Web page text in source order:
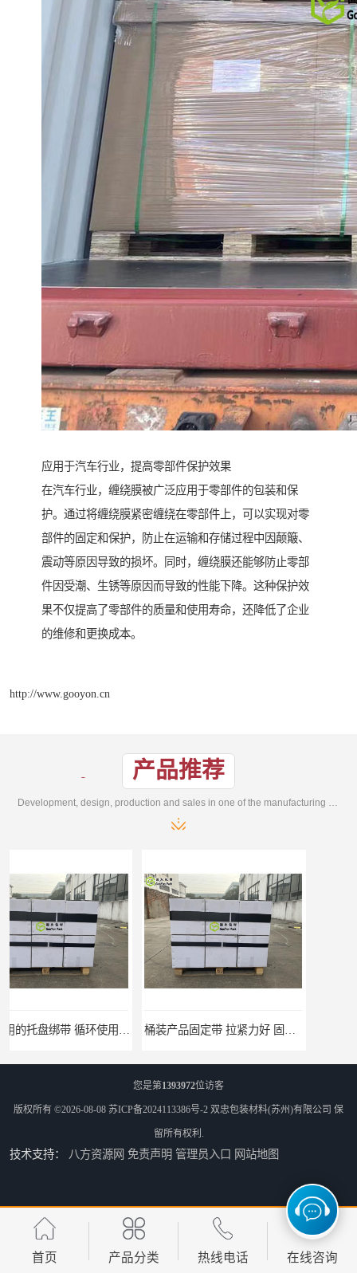
应用于汽车行业，提高零部件保护效果
在汽车行业，缠绕膜被广泛应用于零部件的包装和保
护。通过将缠绕膜紧密缠绕在零部件上，可以实现对零
部件的固定和保护，防止在运输和存储过程中因颠簸、
震动等原因导致的损坏。同时，缠绕膜还能够防止零部
件因受潮、生锈等原因而导致的性能下降。这种保护效
果不仅提高了零部件的质量和使用寿命，还降低了企业
的维修和更换成本。
http://www.gooyon.cn
产品推荐
桶装产品固定带 拉紧力好 固永包材 托盘运输网兜 固永包材
托盘打包绑带 固永包材 托盘裹包布兜 固永包材
您是第1393972位访客
版权所有 ©2026-08-08 苏ICP备2024113386号-2 双忠包装材料(苏州)有限公司 保
留所有权利.
技术支持： 八方资源网 免责声明 管理员入口 网站地图
首页 产品分类 热线电话 在线咨询